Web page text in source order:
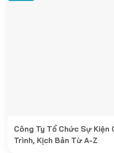
Công Ty Tổ Chức Sự Kiện
Trình, Kịch Bản Từ A-Z